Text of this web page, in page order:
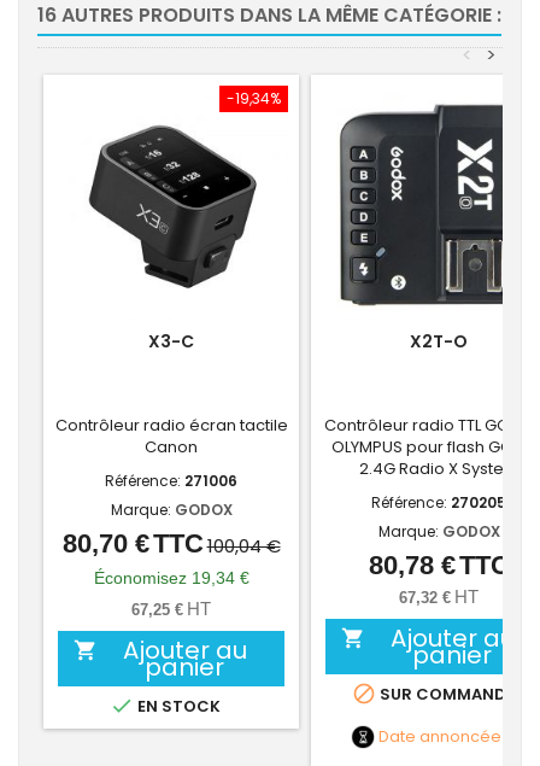
16 AUTRES PRODUITS DANS LA MÊME CATÉGORIE :
>
<
-19,34%
X3-C
Contrôleur radio écran tactile
Canon
Référence: 271006
Marque: GODOX
Prix
Prix
de
base
80,70 €TTC100,04 €
Économisez 19,34 €
67,25 € HT
 Ajouter au
panier
 EN STOCK
X2T-O
Contrôleur radio TTL
OLYMPUS pour flash
2.4G Radio X System
Référence: 270205
Marque: GODOX
Prix
80,78 €TTC
67,32 € HT
 Ajouter au
panier
 SUR COMMANDE
Date annoncée